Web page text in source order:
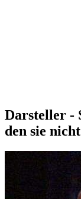
Darsteller -
den sie